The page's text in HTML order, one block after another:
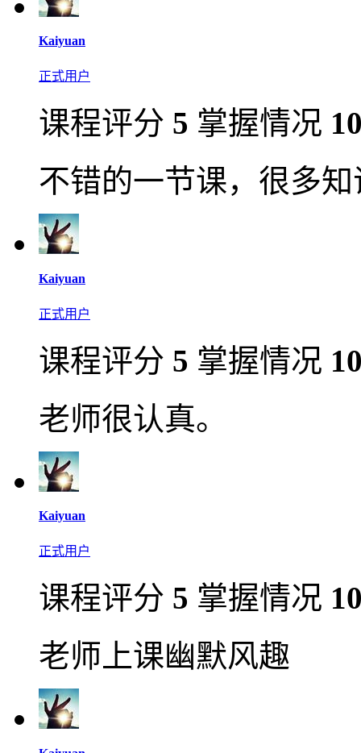
Kaiyuan
正式用户
课程评分 5 掌握情况
不错的一节课，很多
Kaiyuan
正式用户
课程评分 5 掌握情况
老师很认真。
Kaiyuan
正式用户
课程评分 5 掌握情况
老师上课幽默风趣